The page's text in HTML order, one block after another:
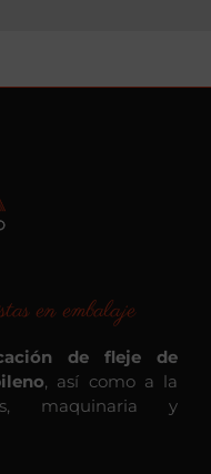
en embalaje
de fleje de
, así como a la
maquinaria y